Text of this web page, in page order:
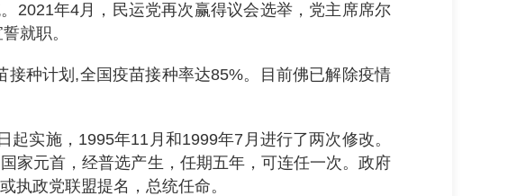
2021年4月，民运党再次赢得议会选举，党主席席尔
就职。
种计划,全国疫苗接种率达85%。目前佛已解除疫情
实施，1995年11月和1999年7月进行了两次修改。
家元首，经普选产生，任期五年，可连任一次。政府
执政党联盟提名，总统任命。